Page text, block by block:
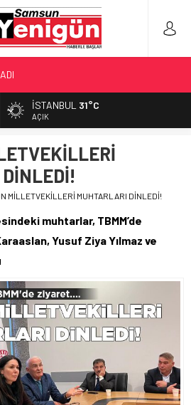
HEDEF 5’İNCİLİK!
YAPIN!’
YAPILAN EN BÜYÜK HATALAR
İSTANBUL 31°C
AÇIK
MİLLETVEKİLLERİ MUHTARLARI DİNLEDİ!
muhtarlar, TBMM’de
Yusuf Ziya Yılmaz ve